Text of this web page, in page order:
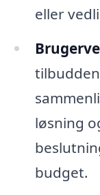
eller
løsning
budget.